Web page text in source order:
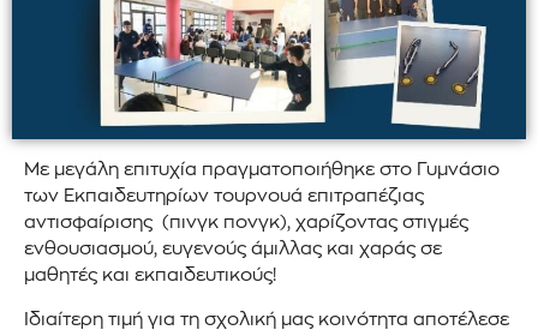
Με μεγάλη επιτυχία πραγματοποιήθηκε στο Γυμνάσιο
των Εκπαιδευτηρίων τουρνουά επιτραπέζιας
αντισφαίρισης (πινγκ πονγκ), χαρίζοντας στιγμές
ενθουσιασμού, ευγενούς άμιλλας και χαράς σε
μαθητές και εκπαιδευτικούς!
Ιδιαίτερη τιμή για τη σχολική μας κοινότητα αποτέλεσε